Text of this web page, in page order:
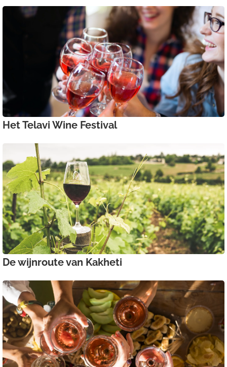
Het Telavi Wine Festival
De wijnroute van Kakheti